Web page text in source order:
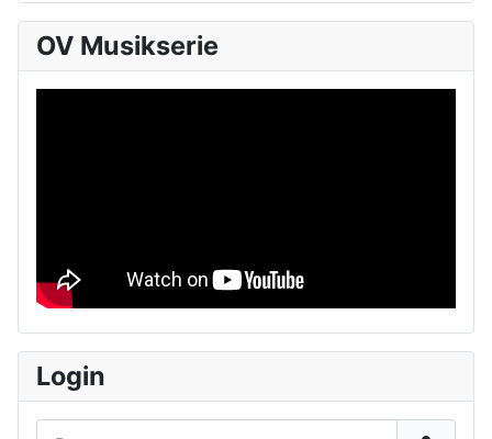
OV Musikserie
Login